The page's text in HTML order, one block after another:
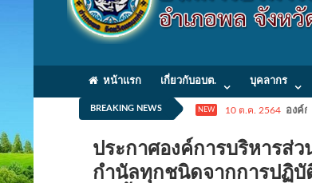
หน้าแรก เกี่ยวกับอบต. บุคลากร
BREAKING NEWS NEW 10 ต.ค. 2564 องค์
ประกาศองค์การบริหารส่ว
กำนัลทุกชนิดจากการปฏิบั